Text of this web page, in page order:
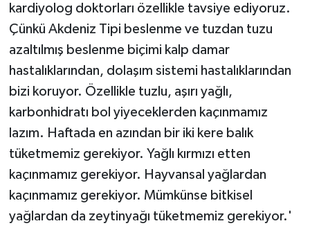
kardiyolog doktorları özellikle tavsiye ediyoruz.
Çünkü Akdeniz Tipi beslenme ve tuzdan tuzu
azaltılmış beslenme biçimi kalp damar
hastalıklarından, dolaşım sistemi hastalıklarından
bizi koruyor. Özellikle tuzlu, aşırı yağlı,
karbonhidratı bol yiyeceklerden kaçınmamız
lazım. Haftada en azından bir iki kere balık
tüketmemiz gerekiyor. Yağlı kırmızı etten
kaçınmamız gerekiyor. Hayvansal yağlardan
kaçınmamız gerekiyor. Mümkünse bitkisel
yağlardan da zeytinyağı tüketmemiz gerekiyor.'